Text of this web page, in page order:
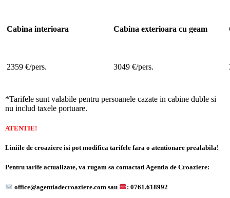
Cabina interioara Cabina exterioara cu geam
2359 €/pers. 3049 €/pers.
*Tarifele sunt valabile pentru persoanele cazate in cabine duble si
nu includ taxele portuare.
ATENTIE!
Liniile de croaziere isi pot modifica tarifele fara o atentionare prealabila!
Pentru tarife actualizate, va rugam sa contactati Agentia de Croaziere:
office@agentiadecroaziere.com sau : 0761.618992